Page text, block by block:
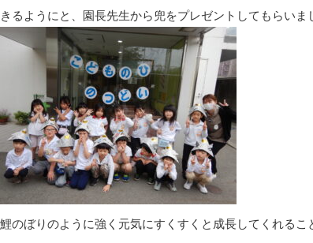
きるようにと、園長先生から兜をプレゼントしてもらいま
鯉のぼりのように強く元気にすくすくと成長してくれるこ